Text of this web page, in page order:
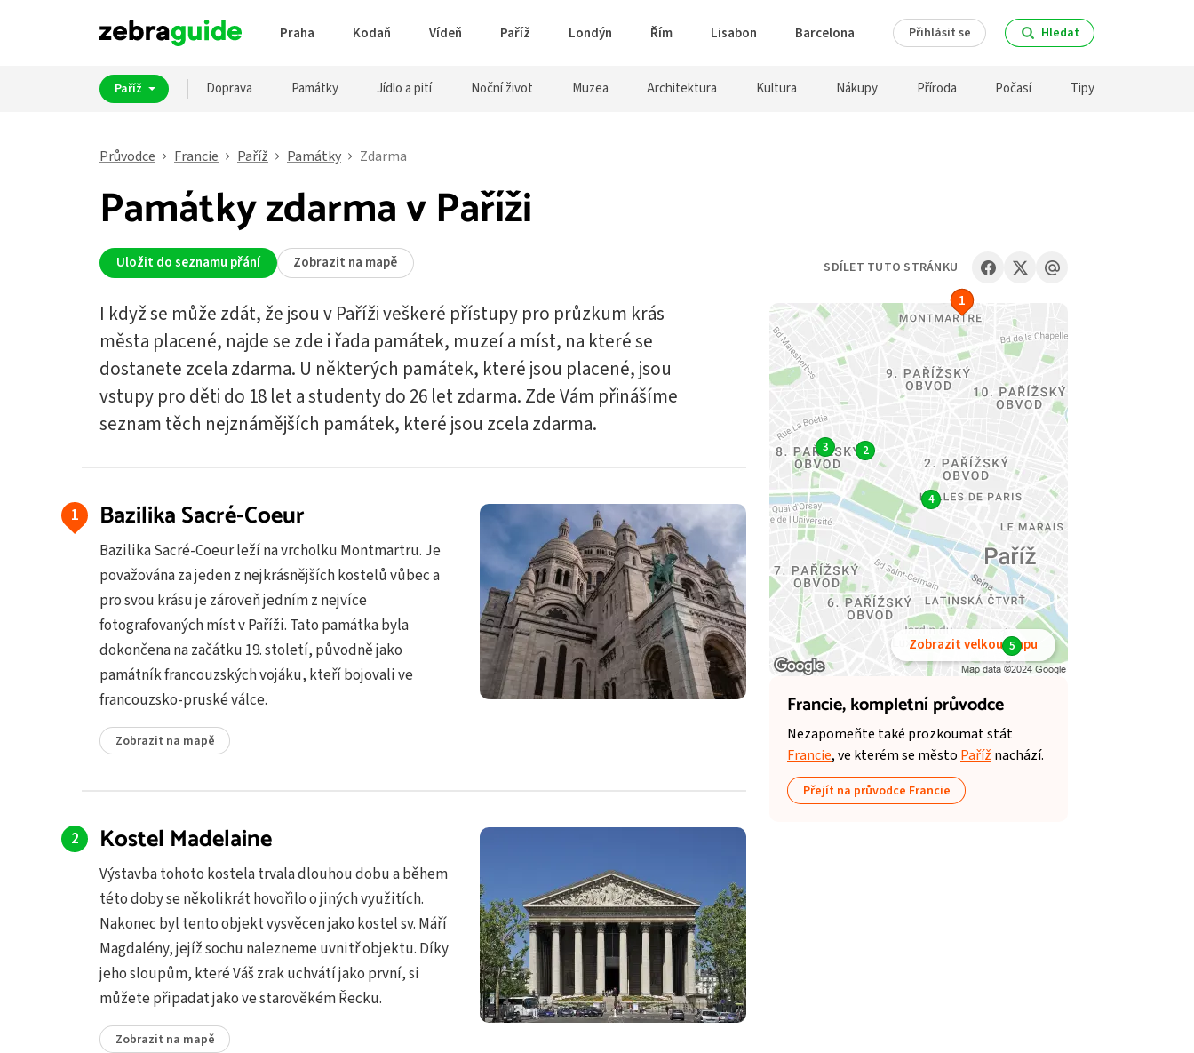
Praha Kodaň Vídeň Paříž Londýn Řím Lisabon Barcelona Přihlásit se Hledat
Paříž Doprava Památky Jídlo a pití Noční život Muzea Architektura Kultura Nákupy Příroda Počasí Tipy
Průvodce Francie Paříž Památky Zdarma
Památky zdarma v Paříži
Uložit do seznamu přání Zobrazit na mapě
I když se může zdát, že jsou v Paříži veškeré přístupy pro průzkum krás
města placené, najde se zde i řada památek, muzeí a míst, na které se
dostanete zcela zdarma. U některých památek, které jsou placené, jsou
vstupy pro děti do 18 let a studenty do 26 let zdarma. Zde Vám přinášíme
seznam těch nejznámějších památek, které jsou zcela zdarma.
Bazilika Sacré-Coeur
Bazilika Sacré-Coeur leží na vrcholku Montmartru. Je
považována za jeden z nejkrásnějších kostelů vůbec a
pro svou krásu je zároveň jedním z nejvíce
fotografovaných míst v Paříži. Tato památka byla
dokončena na začátku 19. století, původně jako
památník francouzských vojáku, kteří bojovali ve
francouzsko-pruské válce.
Zobrazit na mapě
Kostel Madelaine
Výstavba tohoto kostela trvala dlouhou dobu a během
této doby se několikrát hovořilo o jiných využitích.
Nakonec byl tento objekt vysvěcen jako kostel sv. Máří
Magdalény, jejíž sochu nalezneme uvnitř objektu. Díky
jeho sloupům, které Váš zrak uchvátí jako první, si
můžete připadat jako ve starověkém Řecku.
Zobrazit na mapě
1
3 2
4
5
Zobrazit velkou mapu
Francie,kompletní průvodce
Nezapomeňte také prozkoumat stát
Francie, ve kterém se město Paříž nachází.
Přejít na průvodce Francie
SDÍLET TUTO STRÁNKU